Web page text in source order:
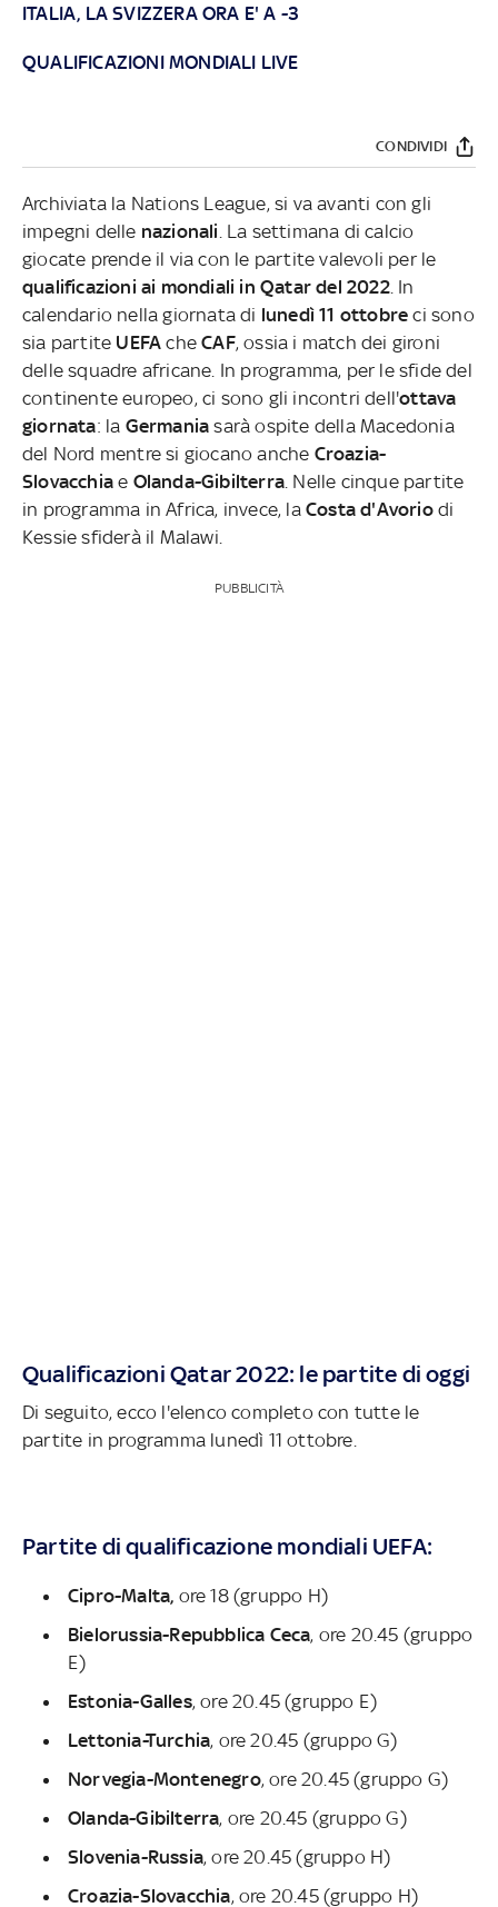
ITALIA, LA SVIZZERA ORA E' A -3
QUALIFICAZIONI MONDIALI LIVE
CONDIVIDI
Archiviata la Nations League, si va avanti con gli
impegni delle nazionali . La settimana di calcio
giocate prende il via con le partite valevoli per le
qualificazioni ai mondiali in Qatar del 2022. In
calendario nella giornata di lunedì 11 ottobreci sono
sia partite UEFAcheCAF, ossia i match dei gironi
delle squadre africane. In programma, per le sfide del
continente europeo, ci sono gli incontri dell'ottava
giornata: la Germaniasarà ospite della Macedonia
del Nord mentre si giocano anche Croazia-
Slovacchia e Olanda-Gibilterra . Nelle cinque partite
in programma in Africa, invece, laCosta d'Avoriodi
Kessie sfiderà il Malawi.
PUBBLICITÀ
Qualificazioni Qatar 2022: le partite di oggi
Di seguito, ecco l'elenco completo con tutte le
partite in programma lunedì 11 ottobre.
Partite di qualificazione mondiali UEFA:
Cipro-Malta, ore 18 (gruppo H)
Bielorussia-Repubblica Ceca, ore 20.45 (gruppo
E)
Estonia-Galles, ore 20.45 (gruppo E)
Lettonia-Turchia, ore 20.45 (gruppo G)
Norvegia-Montenegro, ore 20.45 (gruppo G)
Olanda-Gibilterra, ore 20.45 (gruppo G)
Slovenia-Russia, ore 20.45 (gruppo H)
Croazia-Slovacchia, ore 20.45 (gruppo H)